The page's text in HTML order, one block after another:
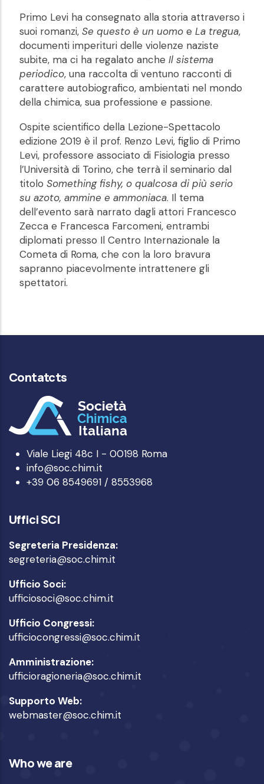
Primo Levi ha consegnato alla storia attraverso i
suoi romanzi, Se questo è un uomo e La tregua,
documenti imperituri delle violenze naziste
subite, ma ci ha regalato anche Il sistema
periodico, una raccolta di ventuno racconti di
carattere autobiografico, ambientati nel mondo
della chimica, sua professione e passione.
Ospite scientifico della Lezione-Spettacolo
edizione 2019 è il prof. Renzo Levi, figlio di Primo
Levi, professore associato di Fisiologia presso
l’Università di Torino, che terrà il seminario dal
titolo Something fishy, o qualcosa di più serio
su azoto, ammine e ammoniaca. Il tema
dell’evento sarà narrato dagli attori Francesco
Zecca e Francesca Farcomeni, entrambi
diplomati presso Il Centro Internazionale la
Cometa di Roma, che con la loro bravura
sapranno piacevolmente intrattenere gli
spettatori.
Contatcts
Viale Liegi 48c I - 00198 Roma
info@soc.chim.it
+39 06 8549691 / 8553968
Uffici SCI
Segreteria Presidenza:
segreteria@soc.chim.it
Ufficio Soci:
ufficiosoci@soc.chim.it
Ufficio Congressi:
ufficiocongressi@soc.chim.it
Amministrazione:
ufficioragioneria@soc.chim.it
Supporto Web:
webmaster@soc.chim.it
Who we are